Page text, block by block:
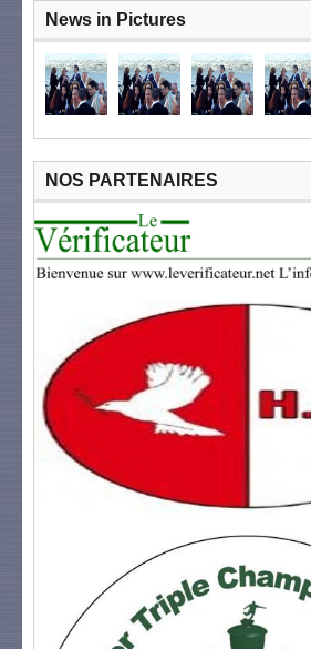
News in Pictures
NOS PARTENAIRES